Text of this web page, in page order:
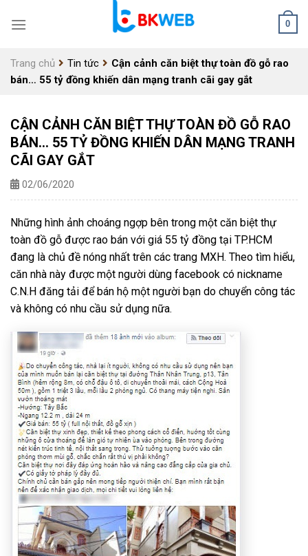
0
Trang chủ Tin tức
Cận cảnh căn biệt thự toàn đồ gỗ rao
bán… 55 tỷ đồng khiến dân mạng tranh cãi gay gắt
CẬN CẢNH CĂN BIỆT THỰ TOÀN ĐỒ GỖ RAO
BÁN… 55 TỶ ĐỒNG KHIẾN DÂN MẠNG TRANH
CÃI GAY GẮT
02/06/2020
Những hình ảnh choáng ngợp bên trong một căn biệt thự
toàn đồ gỗ được rao bán với giá 55 tỷ đồng tại TP.HCM
đang là chủ đề nóng nhất trên các trang MXH. Theo tìm hiểu,
căn nhà này được một người dùng facebook có nickname
C.N.H đăng tải để bán hộ một người bạn do chuyển công tác
và không có nhu cầu sử dụng nữa.